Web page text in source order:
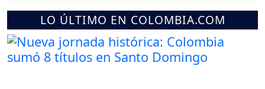
LO ÚLTIMO EN COLOMBIA.COM